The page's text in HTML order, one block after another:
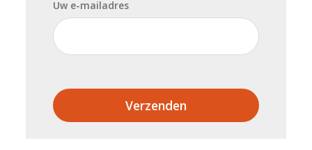
Uw e-mailadres
Verzenden